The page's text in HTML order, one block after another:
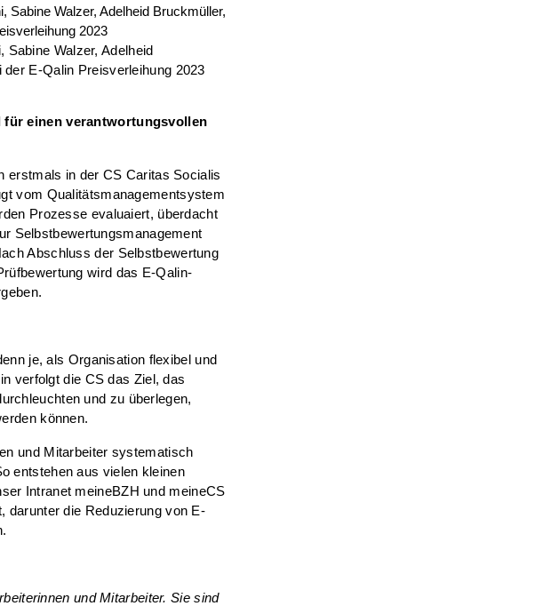
Sabine Walzer, Adelheid
E-Qalin Preisverleihung 2023
einen verantwortungsvollen
erstmals in der CS Caritas Socialis
vom Qualitätsmanagementsystem
Prozesse evaluaiert, überdacht
Selbstbewertungsmanagement
Abschluss der Selbstbewertung
wird das E-Qalin-
je, als Organisation flexibel und
verfolgt die CS das Ziel, das
und zu überlegen,
können.
und Mitarbeiter systematisch
entstehen aus vielen kleinen
Intranet meineBZH und meineCS
darunter die Reduzierung von E-
und Mitarbeiter. Sie sind